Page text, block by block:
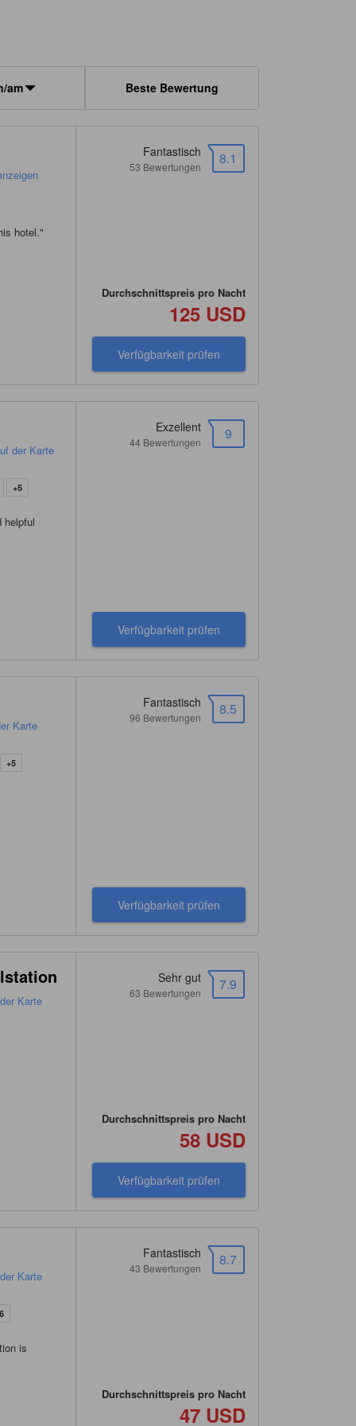
am Beste Bewertung
hotel."
8.1
Fantastisch
53 Bewertungen
Durchschnittspreis pro Nacht
125 USD
Verfügbarkeit prüfen
der Karte
+5
helpful
9
Exzellent
44 Bewertungen
Verfügbarkeit prüfen
Karte
+5
8.5
Fantastisch
96 Bewertungen
Verfügbarkeit prüfen
Karte
7.9
Sehr gut
63 Bewertungen
Durchschnittspreis pro Nacht
58 USD
Verfügbarkeit prüfen
Karte
is
8.7
Fantastisch
43 Bewertungen
Durchschnittspreis pro Nacht
47 USD